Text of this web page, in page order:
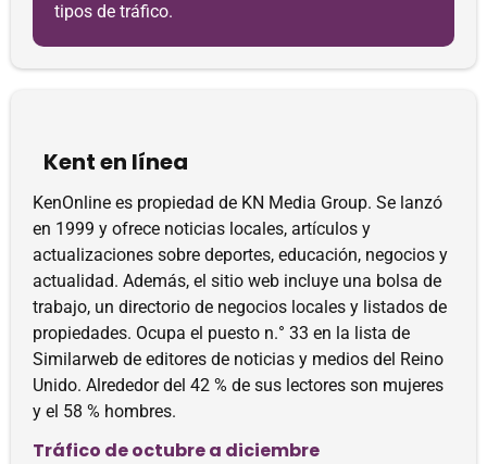
tipos de tráfico.
Kent en línea
KenOnline es propiedad de KN Media Group. Se lanzó
en 1999 y ofrece noticias locales, artículos y
actualizaciones sobre deportes, educación, negocios y
actualidad. Además, el sitio web incluye una bolsa de
trabajo, un directorio de negocios locales y listados de
propiedades. Ocupa el puesto n.° 33 en la lista de
Similarweb de editores de noticias y medios del Reino
Unido. Alrededor del 42 % de sus lectores son mujeres
y el 58 % hombres.
Tráfico de octubre a diciembre